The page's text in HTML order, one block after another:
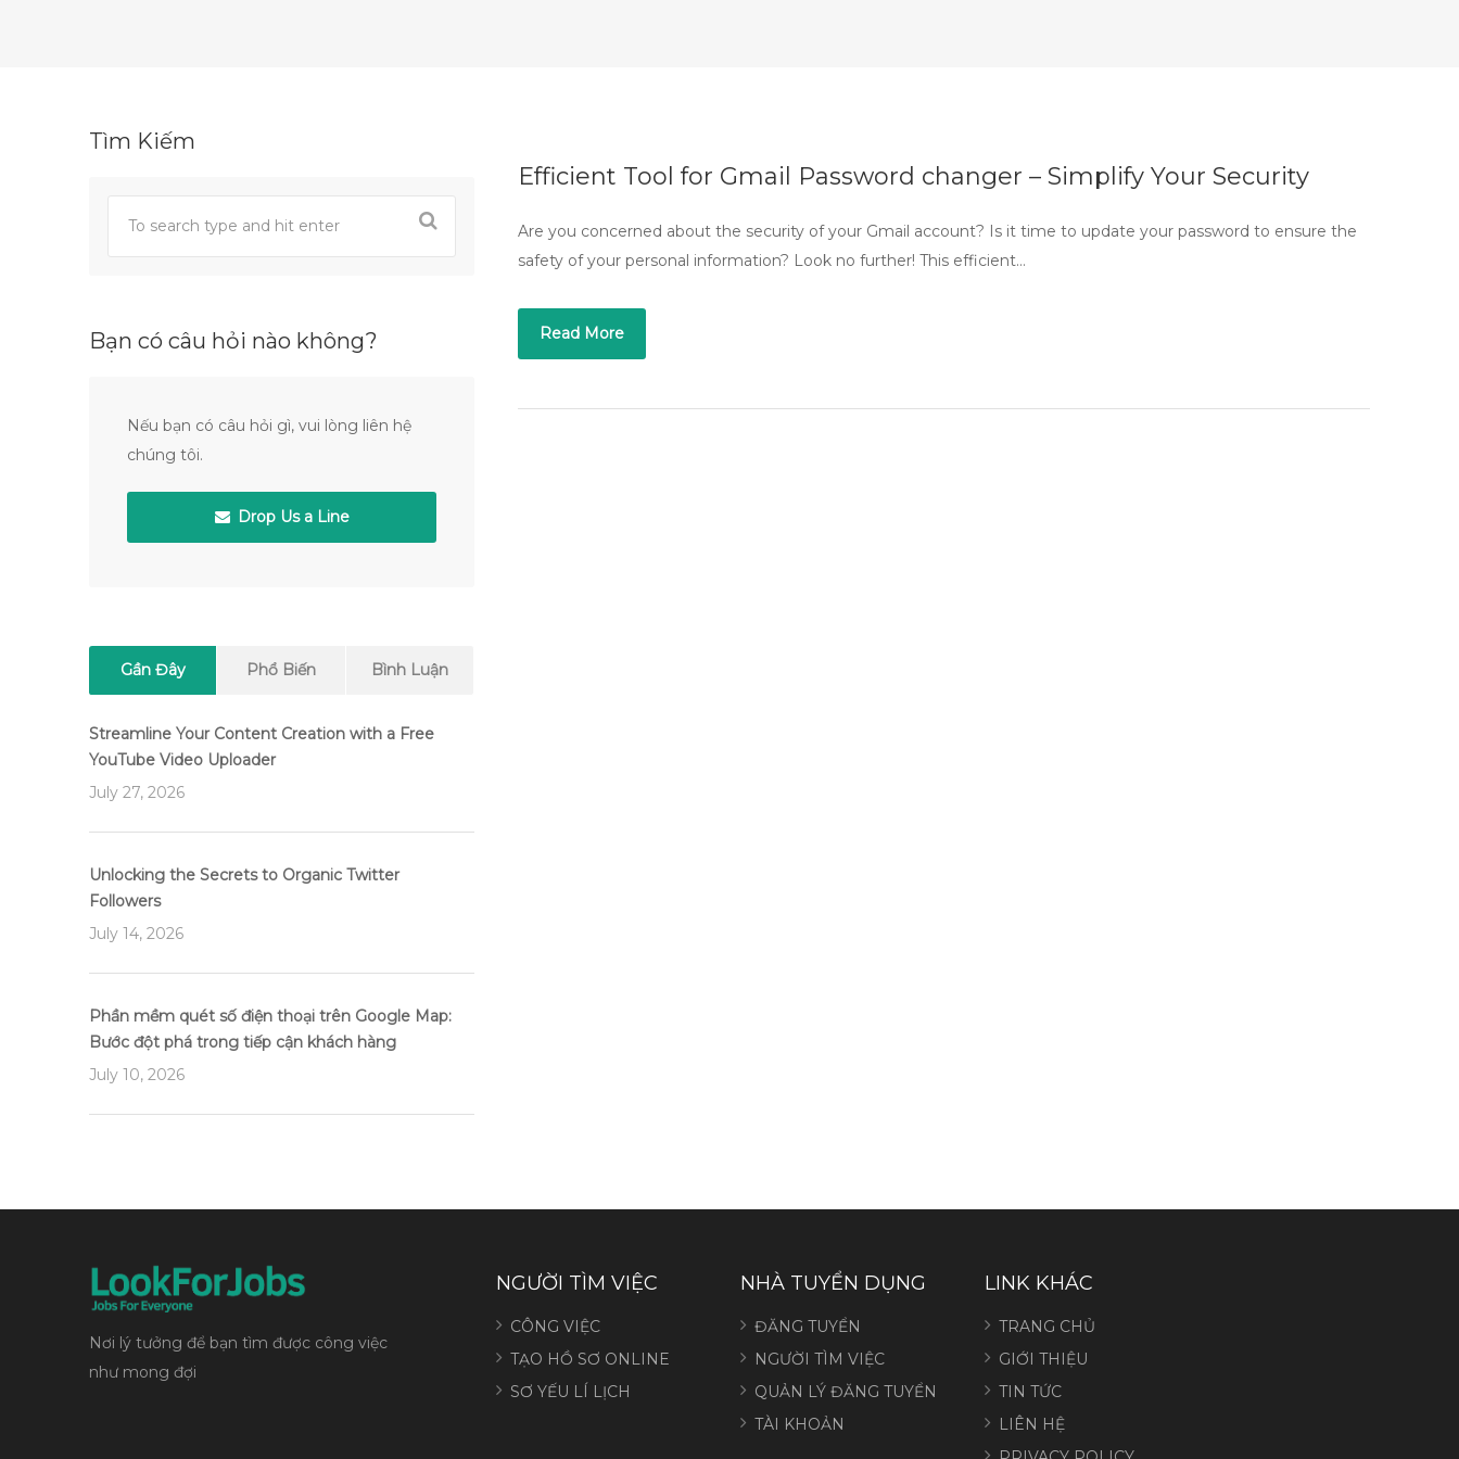
Efficient Tool for Gmail Password changer – Simplify Your Security
Are you concerned about the security of your Gmail account? Is it time to update your password to ensure the
safety of your personal information? Look no further! This efficient…
Read More
Tìm Kiếm
Bạn có câu hỏi nào không?
Nếu bạn có câu hỏi gì, vui lòng liên hệ
chúng tôi.
Drop Us a Line
Gần Đây Phổ Biến Bình Luận
Streamline Your Content Creation with a Free
YouTube Video Uploader
July 27, 2026
Unlocking the Secrets to Organic Twitter
Followers
July 14, 2026
Phần mềm quét số điện thoại trên Google Map:
Bước đột phá trong tiếp cận khách hàng
July 10, 2026
Nơi lý tưởng để bạn tìm được công việc
như mong đợi
NGƯỜI TÌM VIỆC
CÔNG VIỆC
TẠO HỒ SƠ ONLINE
SƠ YẾU LÍ LỊCH
NHÀ TUYỂN DỤNG
ĐĂNG TUYỂN
NGƯỜI TÌM VIỆC
QUẢN LÝ ĐĂNG TUYỂN
TÀI KHOẢN
LINK KHÁC
TRANG CHỦ
GIỚI THIỆU
TIN TỨC
LIÊN HỆ